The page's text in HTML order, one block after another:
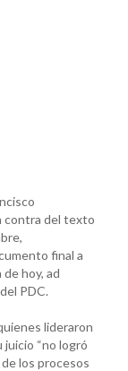
contra del texto
final a
hoy, ad
PDC.
lideraron
“no logró
los procesos